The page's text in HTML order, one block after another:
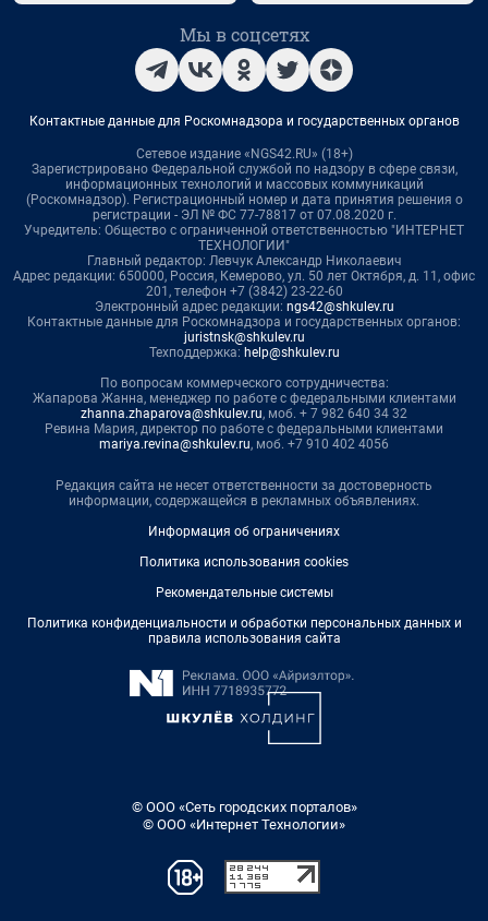
Мы в соцсетях
Контактные данные для Роскомнадзора и государственных органов
Сетевое издание «NGS42.RU» (18+)
Зарегистрировано Федеральной службой по надзору в сфере связи,
информационных технологий и массовых коммуникаций
(Роскомнадзор). Регистрационный номер и дата принятия решения о
регистрации - ЭЛ № ФС 77-78817 от 07.08.2020 г.
Учредитель: Общество с ограниченной ответственностью "ИНТЕРНЕТ
ТЕХНОЛОГИИ"
Главный редактор: Левчук Александр Николаевич
Адрес редакции: 650000, Россия, Кемерово, ул. 50 лет Октября, д. 11, офис
201, телефон +7 (3842) 23-22-60
Электронный адрес редакции: ngs42@shkulev.ru
Контактные данные для Роскомнадзора и государственных органов:
juristnsk@shkulev.ru
Техподдержка: help@shkulev.ru
По вопросам коммерческого сотрудничества:
Жапарова Жанна, менеджер по работе с федеральными клиентами
zhanna.zhaparova@shkulev.ru, моб. + 7 982 640 34 32
Ревина Мария, директор по работе с федеральными клиентами
mariya.revina@shkulev.ru, моб. +7 910 402 4056
Редакция сайта не несет ответственности за достоверность
информации, содержащейся в рекламных объявлениях.
Информация об ограничениях
Политика использования cookies
Рекомендательные системы
Политика конфиденциальности и обработки персональных данных и
правила использования сайта
© ООО «Сеть городских порталов»
© ООО «Интернет Технологии»